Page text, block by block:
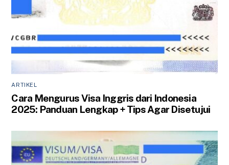
ARTIKEL
Cara Mengurus Visa Inggris dari Indonesia
2025: Panduan Lengkap + Tips Agar Disetujui